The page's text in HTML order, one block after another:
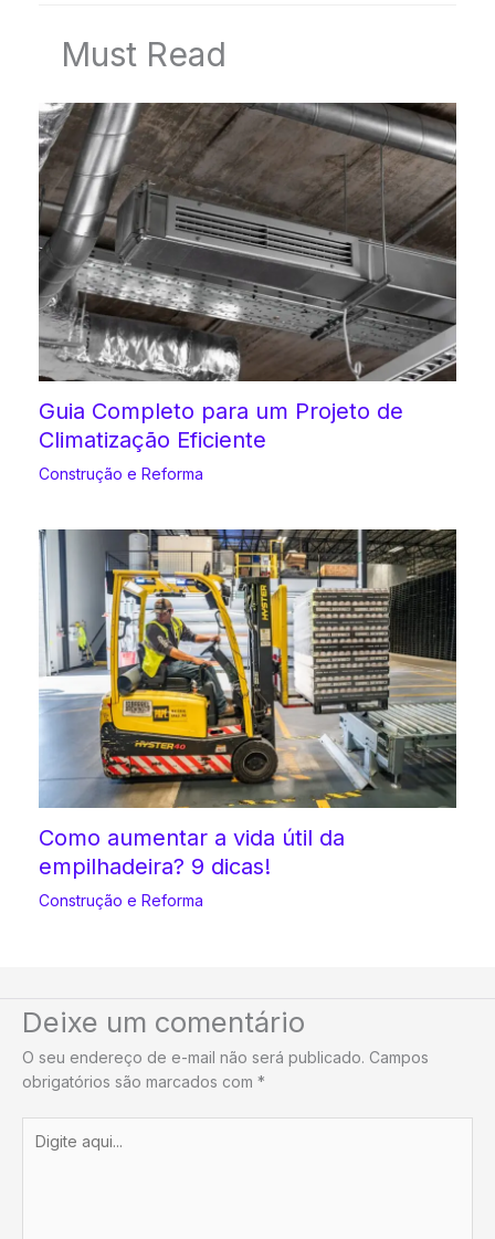
Must Read
Guia Completo para um Projeto de
Climatização Eficiente
Construção e Reforma
Como aumentar a vida útil da
empilhadeira? 9 dicas!
Construção e Reforma
Deixe um comentário
O seu endereço de e-mail não será publicado. Campos
obrigatórios são marcados com *
aqui...